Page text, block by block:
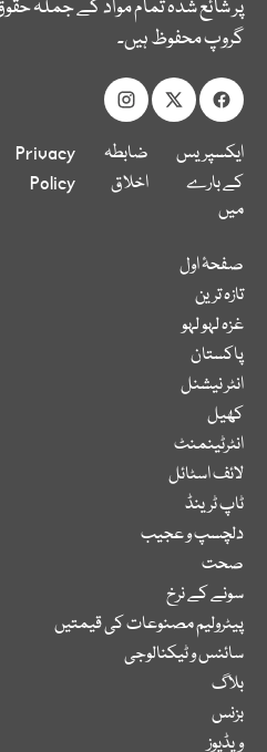
پر شائع شدہ تمام مواد کے جملہ
گروپ محفوظ ہیں۔
ایکسپریس
کے بارے
میں
ضابطہ
اخلاق
Privacy
Policy
صفحۂ اول
تازہ ترین
غزہ لہو لہو
پاکستان
انٹر نیشنل
کھیل
انٹرٹینمنٹ
لائف اسٹائل
ٹاپ ٹرینڈ
دلچسپ و عجیب
صحت
سونے کے نرخ
پیٹرولیم مصنوعات کی قیمتیں
سائنس و ٹیکنالوجی
بلاگ
بزنس
ویڈیوز